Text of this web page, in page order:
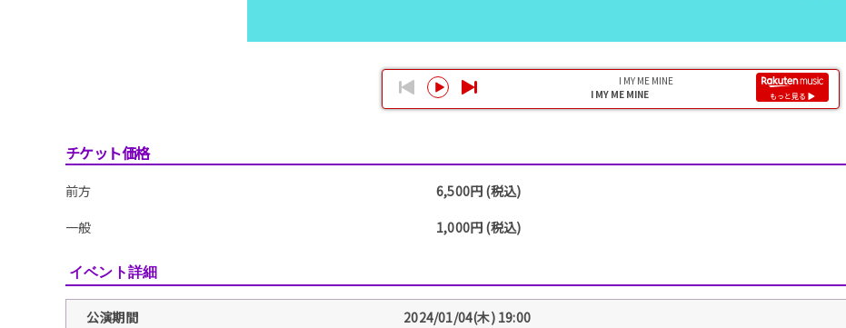
チケット価格
前方
6,500円 (税込)
一般
1,000円 (税込)
イベント詳細
公演期間
2024/01/04(木) 19:00